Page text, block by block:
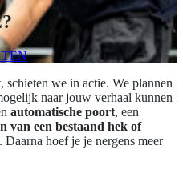
schieten we in actie. We plannen
naar jouw verhaal kunnen
automatische poort, een
van een bestaand hek of
Daarna hoef je je nergens meer